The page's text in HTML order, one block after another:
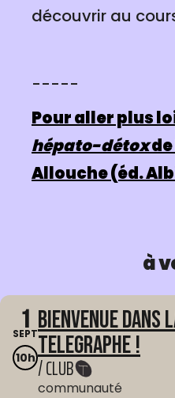
découvrir au
-----
Pour aller plus
hépato-détoxde
Allouche (éd.
à
1
SEPT
10h
Bienvenue dans
Telegraphe !
/ CLUB
communauté